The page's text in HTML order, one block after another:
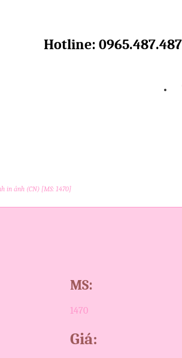
Hotline: 0965.487.487
in ảnh (CN) [MS: 1470]
MS:
1470
Giá: